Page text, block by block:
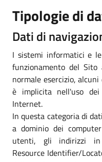
Tipologie di
Dati di
I sistemi informatici e
funzionamento del Sito
normale esercizio,
è implicita nell'uso
Internet.
In questa categoria di
a dominio dei
utenti, gli indirizzi in
Resource Identifier/